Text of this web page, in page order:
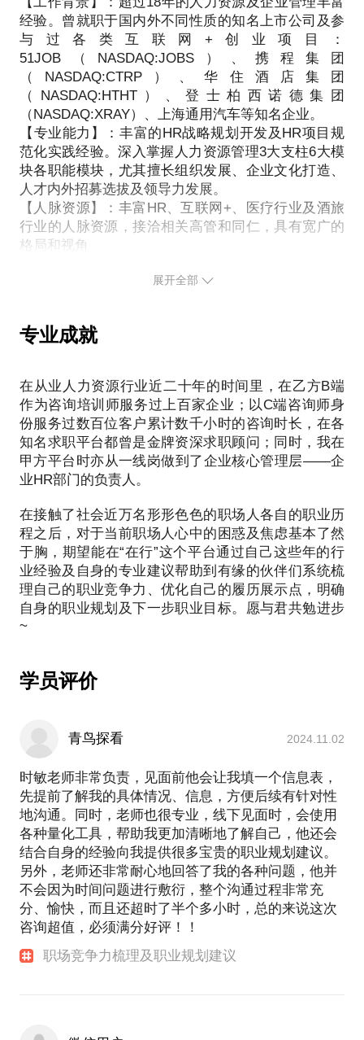
己这些年的行业经验及自身的专业建议帮助到有缘的
伙伴们系统梳理自己的职业竞争力、优化自己的履历
展示点，明确自身的职业规划及下一步职业目标。愿
与君共勉。
一次平台付费，终身职业伴侣
期望我们的约谈能帮您找到自己内心的驱动力及对自
性的认可和信心！
权谋划夺位闹事反正就是要赶你走...
*突然被告知所在的项目暂停、项目提前结束，部门解
散，办公室撤点...
*所在公司或部门已开始变相花式裁员，企图通过非正
常手腕，逼员工自动离职...
如果您正在经历或遭遇以上的种种场景，建议您可以
尝试一下该【咨询产品】，作为一名在各类公司牵头
裁过累积四五千人的资深HR，思考熊将亲自下场帮助
你面对职业危机，提前做好多手准备，合情合理合法
且专业有力的去应对企业花式变相的“裁员手法和PUA
补偿金，将“社会毒打”对自己的身心伤害降到最低且
一个职场轻咨询，稳住职业生涯路，这个idea你值得
MBTI可以用于发现你自己所倾向的思考和行为方式.
了解我们的性格倾向则能够帮助在以下领域更好的发
展:
－ 发展领导风格
－ 改善人际关系
－ 从团队中获得更多
－ 规划你的职业生涯
－ 成为更好的合作伙伴
－ 从生活中得到更多感悟和洞察
MBTI的测评结果一般有三大运用:个人职业发展、婚
破，最重要的是先要清楚的认识自己：认识到自己的
己性格特质中的不活跃地带，有意识的开放的去认识
它、接纳它，从而能够有意识的去调整它，做到欣赏
规划、婚姻生活中自己最大的幸福感！而对于组织的
团队建设也是一样，了解个体的特性是解决团队任何
问题的第一步，同时如何基于不同性格类型的团队成
员做好融入和建立信任，MBTI都是一个极佳的抓手和
切入点。
在当前活跃再国内管理咨询、培训及职业生涯规划领
域合格优秀的MBIT施测师也就约200位，我也是其中
的一位，自2011年接受认证以来一直在为团队和个人
做MBIT的专业施测与解读分析，相互受益，共同成
长。
详聊具体需求，相信我会给你们带来物超所值的回
报！
经验。曾就职于国内外不同性质的知名上市公司及参
与过各类互联网+创业项目：
51JOB（NASDAQ:JOBS）、携程集团
（NASDAQ:CTRP）、华住酒店集团
（NASDAQ:HTHT）、登士柏西诺德集团
（NASDAQ:XRAY）、上海通用汽车等知名企业。
【专业能力】：丰富的HR战略规划开发及HR项目规
范化实践经验。深入掌握人力资源管理3大支柱6大模
块各职能模块，尤其擅长组织发展、企业文化打造、
人才内外招募选拔及领导力发展。
【人脉资源】：丰富HR、互联网+、医疗行业及酒旅
行业的人脉资源，接洽相关高管和同仁，具有宽广的
格局和视角
当。有自己坚定信仰以及价值观准则
思考熊）
验积累，帮助各位求职者：理清职业发展思路、明确
职位亮点、赋能未来职业发展（选赛道、巧避坑、多
赚钱）
培训认证：
【全球生涯规划师】-CCE（USA）
【学习敏锐度授证】-Korn Ferry（USA，
NYSE:KFY）
【MBTI授证培训】-Skill&Will（USA&HK）
【PMP项目管理师认证】-PMI（USA）
【CEIBS中欧国际商学院】人员与组织发展、发展组
织能力，推动战略实施
【Linkage】MOT授证培训
【AG】PSC 专业销售辅导、PSS专业销售技巧
【上海交通大学（985统招）】硕士：工商管理
【北京理工大学（985统招）】本科：信息管理与信
展开全部
专业成就
在从业人力资源行业近二十年的时间里，在乙方B端
作为咨询培训师服务过上百家企业；以C端咨询师身
份服务过数百位客户累计数千小时的咨询时长，在各
知名求职平台都曾是金牌资深求职顾问；同时，我在
甲方平台时亦从一线岗做到了企业核心管理层——企
业HR部门的负责人。
在接触了社会近万名形形色色的职场人各自的职业历
程之后，对于当前职场人心中的困惑及焦虑基本了然
于胸，期望能在“在行”这个平台通过自己这些年的行
业经验及自身的专业建议帮助到有缘的伙伴们系统梳
理自己的职业竞争力、优化自己的履历展示点，明确
自身的职业规划及下一步职业目标。愿与君共勉进步
学员评价
青鸟探看 2024.11.02
时敏老师非常负责，见面前他会让我填一个信息表，
先提前了解我的具体情况、信息，方便后续有针对性
地沟通。同时，老师也很专业，线下见面时，会使用
各种量化工具，帮助我更加清晰地了解自己，他还会
结合自身的经验向我提供很多宝贵的职业规划建议。
另外，老师还非常耐心地回答了我的各种问题，他并
不会因为时间问题进行敷衍，整个沟通过程非常充
分、愉快，而且还超时了半个多小时，总的来说这次
咨询超值，必须满分好评！！
职场竞争力梳理及职业规划建议